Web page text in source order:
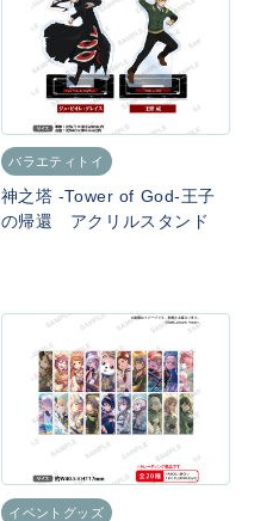
バラエティトイ
神之塔 -Tower of God-王子
の帰還 アクリルスタンド
イベントグッズ